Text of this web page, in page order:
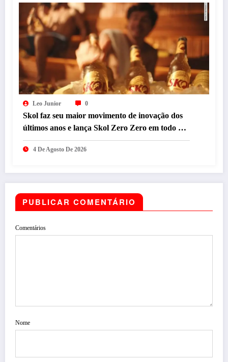
Leo Junior 0
Skol faz seu maior movimento de inovação dos
últimos anos e lança Skol Zero Zero em todo o
país com resgate de campanha icônica
4 De Agosto De 2026
PUBLICAR COMENTÁRIO
Comentários
Nome